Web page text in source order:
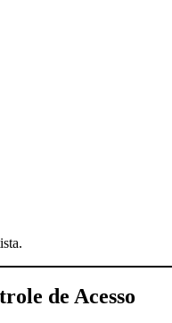
de Acesso